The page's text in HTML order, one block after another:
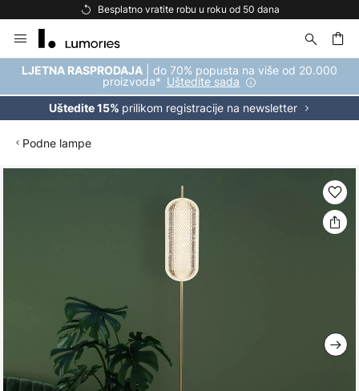
Besplatno vratite robu u roku od 50 dana
to
Content
LJETNA RASPRODAJA | do 70% popusta na više od 20.000
proizvoda* Uštedite sada
Uštedite 15% prilikom registracije na newsletter
Podne lampe